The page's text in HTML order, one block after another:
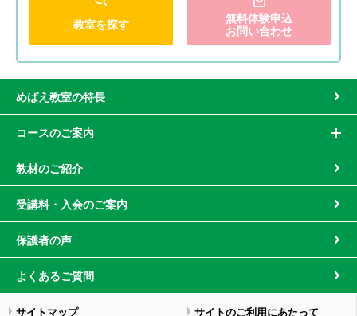
教室を探す
無料体験申込
お問い合わせ
めばえ教室の特長
コースのご案内
教材のご紹介
受講料・入会のご案内
保護者の声
よくあるご質問
サイトマップ サイトのご利用にあたって